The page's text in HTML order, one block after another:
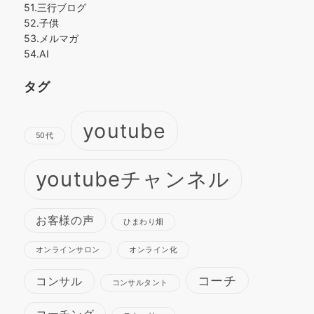
51.三行ブログ
52.子供
53.メルマガ
54.AI
タグ
50代
youtube
youtubeチャンネル
お客様の声 ひまわり畑
オンラインサロン オンライン化
コンサル コンサルタント コーチ